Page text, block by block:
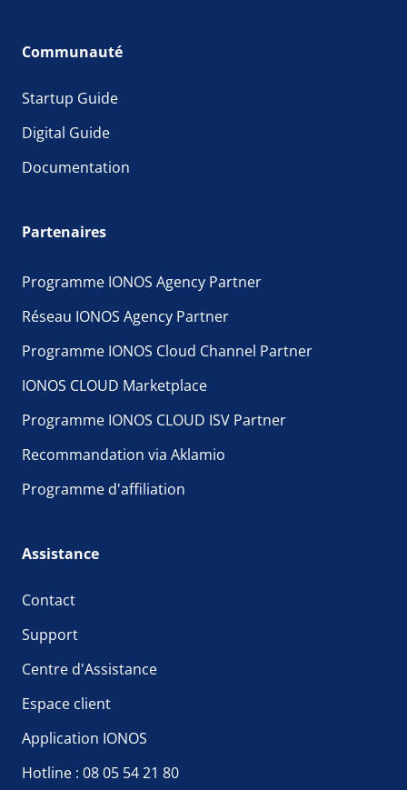
Communauté
Startup Guide
Digital Guide
Documentation
Partenaires
Programme IONOS Agency Partner
Réseau IONOS Agency Partner
Programme IONOS Cloud Channel Partner
IONOS CLOUD Marketplace
Programme IONOS CLOUD ISV Partner
Recommandation via Aklamio
Programme d'affiliation
Assistance
Contact
Support
Centre d'Assistance
Espace client
Application IONOS
Hotline : 08 05 54 21 80